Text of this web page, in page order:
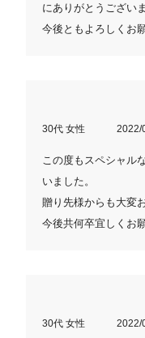
にありがとうございま
今後ともよろしくお
30代 女性 2022/
この度もスペシャル
いました。
贈り先様からも大変
今後共何卒宜しくお
30代 女性 2022/